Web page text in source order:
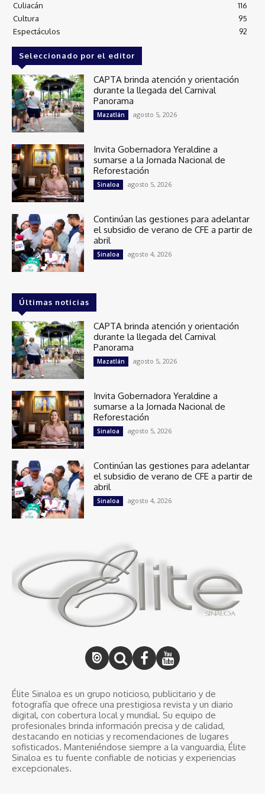
Culiacán
116
Cultura
95
Espectáculos
92
Seleccionado por el editor
CAPTA brinda atención y orientación
durante la llegada del Carnival
Panorama
Mazatlán agosto 5, 2026
Invita Gobernadora Yeraldine a
sumarse a la Jornada Nacional de
Reforestación
Sinaloa agosto 5, 2026
Continúan las gestiones para adelantar
el subsidio de verano de CFE a partir de
abril
Sinaloa agosto 4, 2026
Últimas noticias
CAPTA brinda atención y orientación
durante la llegada del Carnival
Panorama
Mazatlán agosto 5, 2026
Invita Gobernadora Yeraldine a
sumarse a la Jornada Nacional de
Reforestación
Sinaloa agosto 5, 2026
Continúan las gestiones para adelantar
el subsidio de verano de CFE a partir de
abril
Sinaloa agosto 4, 2026
Élite Sinaloa es un grupo noticioso, publicitario y de
fotografía que ofrece una prestigiosa revista y un diario
digital, con cobertura local y mundial. Su equipo de
profesionales brinda información precisa y de calidad,
destacando en noticias y recomendaciones de lugares
sofisticados. Manteniéndose siempre a la vanguardia, Élite
Sinaloa es tu fuente confiable de noticias y experiencias
excepcionales.